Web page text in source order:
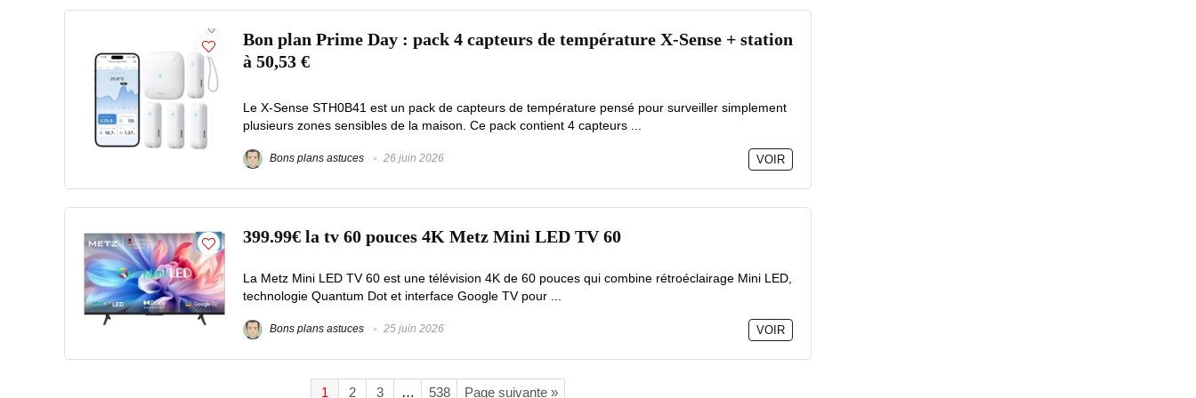
Bon plan Prime Day : pack 4 capteurs de température X-Sense + station
à 50,53 €
Le X-Sense STH0B41 est un pack de capteurs de température pensé pour surveiller simplement
plusieurs zones sensibles de la maison. Ce pack contient 4 capteurs ...
Bons plans astuces 26 juin 2026 VOIR
399.99€ la tv 60 pouces 4K Metz Mini LED TV 60
La Metz Mini LED TV 60 est une télévision 4K de 60 pouces qui combine rétroéclairage Mini LED,
technologie Quantum Dot et interface Google TV pour ...
Bons plans astuces 25 juin 2026 VOIR
1 2 3 … 538 Page suivante »